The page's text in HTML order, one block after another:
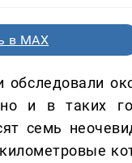
в MAX
обследовали
но и в таких
семь